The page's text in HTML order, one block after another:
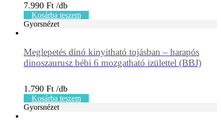
7.990 Ft
Kosárba teszem
Gyorsnézet
Meglepetés dínó kinyitható tojásban – harapós
dinoszaurusz bébi 6 mozgatható izülettel (BBJ)
1.790 Ft
Kosárba teszem
Gyorsnézet